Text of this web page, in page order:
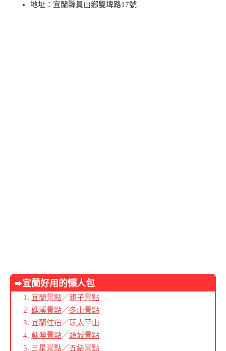
地址：宜蘭縣員山鄉雙埤路17號
➨宜蘭好用的懶人包
宜蘭景點／親子景點
礁溪景點／冬山景點
宜蘭住宿／玩太平山
蘇澳景點／頭城景點
三星景點／五結景點